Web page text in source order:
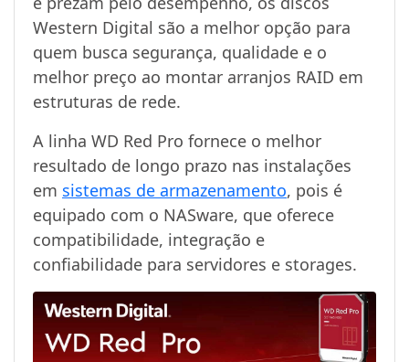
Western Digital são a melhor opção para
quem busca segurança, qualidade e o
melhor preço ao montar arranjos RAID em
estruturas de rede.
A linha WD Red Pro fornece o melhor
resultado de longo prazo nas instalações
em sistemas de armazenamento, pois é
equipado com o NASware, que oferece
compatibilidade, integração e
confiabilidade para servidores e storages.